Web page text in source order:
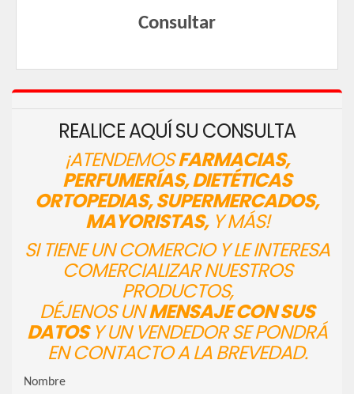
Consultar
REALICE AQUÍ SU CONSULTA
¡ATENDEMOSFARMACIAS,
PERFUMERÍAS, DIETÉTICAS
ORTOPEDIAS, SUPERMERCADOS,
MAYORISTAS,Y MÁS!
SI TIENE UN COMERCIO Y LE INTERESA
COMERCIALIZAR NUESTROS
PRODUCTOS,
DÉJENOS UNMENSAJE CON SUS
DATOSY UN VENDEDOR SE PONDRÁ
EN CONTACTO A LA BREVEDAD.
Nombre